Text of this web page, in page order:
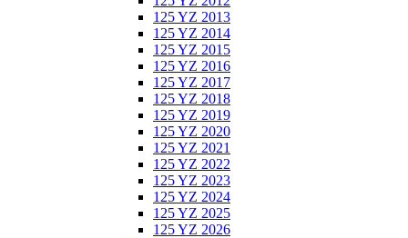
125 YZ 2013
125 YZ 2014
125 YZ 2015
125 YZ 2016
125 YZ 2017
125 YZ 2018
125 YZ 2019
125 YZ 2020
125 YZ 2021
125 YZ 2022
125 YZ 2023
125 YZ 2024
125 YZ 2025
125 YZ 2026